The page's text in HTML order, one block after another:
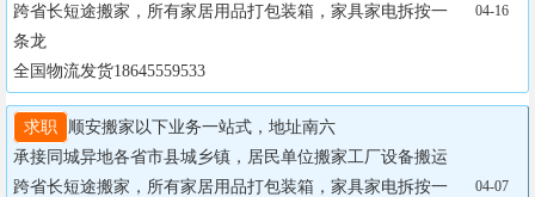
跨省长短途搬家，所有家居用品打包装箱，家具家电拆按一
条龙
全国物流发货18645559533
04-16
求职
顺安搬家以下业务一站式，地址南六
承接同城异地各省市县城乡镇，居民单位搬家工厂设备搬运
跨省长短途搬家，所有家居用品打包装箱，家具家电拆按一
04-07